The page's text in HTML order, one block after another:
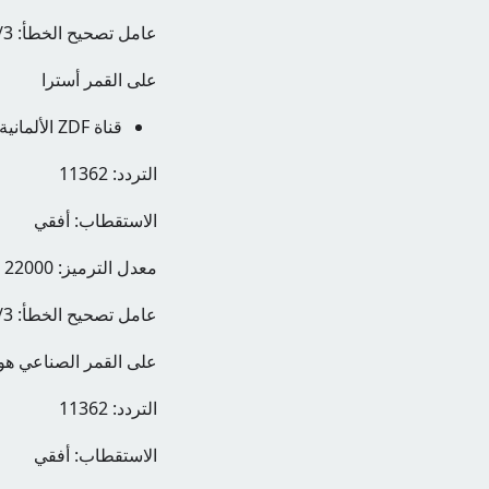
عامل تصحيح الخطأ: 2/3
على القمر أسترا
قناة ZDF الألمانية
التردد: 11362
الاستقطاب: أفقي
معدل الترميز: 22000
عامل تصحيح الخطأ: 2/3
على القمر الصناعي
التردد: 11362
الاستقطاب: أفقي